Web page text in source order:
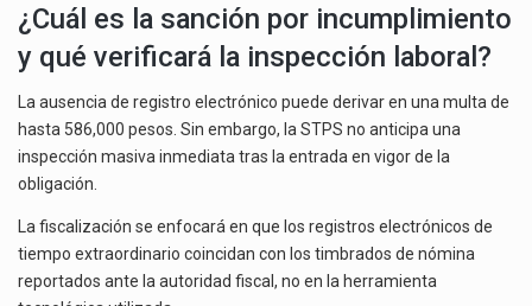
¿Cuál es la sanción por incumplimiento
y qué verificará la inspección laboral?
La ausencia de registro electrónico puede derivar en una multa de
hasta 586,000 pesos. Sin embargo, la STPS no anticipa una
inspección masiva inmediata tras la entrada en vigor de la
obligación.
La fiscalización se enfocará en que los registros electrónicos de
tiempo extraordinario coincidan con los timbrados de nómina
reportados ante la autoridad fiscal, no en la herramienta